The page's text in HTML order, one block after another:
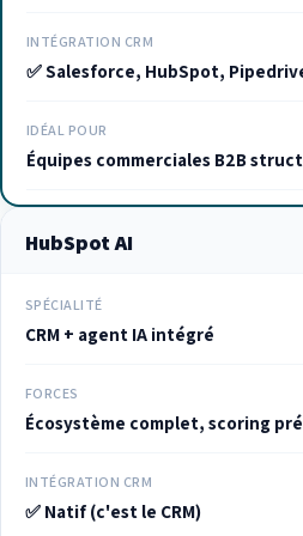
INTÉGRATION CRM
✅ Salesforce, HubSpot,
IDÉAL POUR
Équipes commerciales B2B
HubSpot AI
SPÉCIALITÉ
CRM + agent IA intégré
FORCES
Écosystème complet, scoring
INTÉGRATION CRM
✅ Natif (c'est le CRM)